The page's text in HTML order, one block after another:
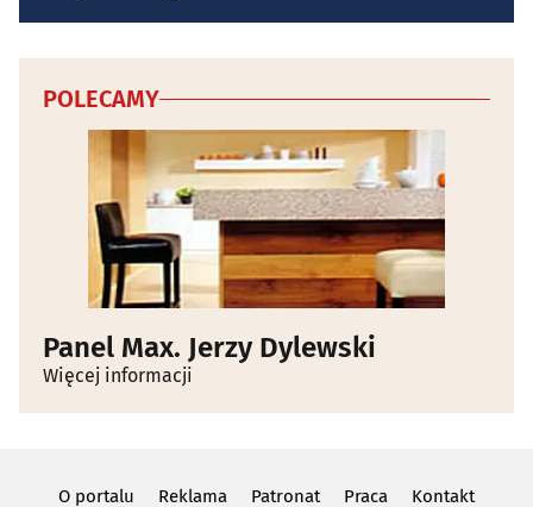
POLECAMY
Panel Max. Jerzy Dylewski
Więcej informacji
O portalu Reklama Patronat Praca Kontakt